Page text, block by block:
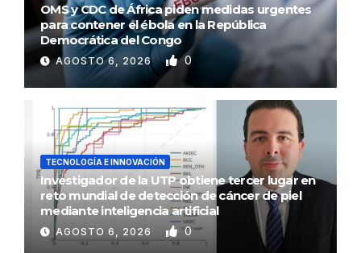
OMS y CDC de África piden medidas urgentes
para contener el ébola en la República
Democrática del Congo
AGOSTO 6, 2026 0
TECNOLOGÍA E INNOVACIÓN
Investigador de la UTP obtiene tercer lugar en
reto mundial de detección de cáncer de piel
mediante inteligencia artificial
AGOSTO 6, 2026 0